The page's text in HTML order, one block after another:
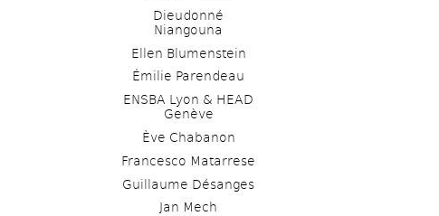
Dieudonné
Niangouna
Ellen Blumenstein
Émilie Parendeau
ENSBA Lyon & HEAD
Genève
Ève Chabanon
Francesco Matarrese
Guillaume Désanges
Jan Mech